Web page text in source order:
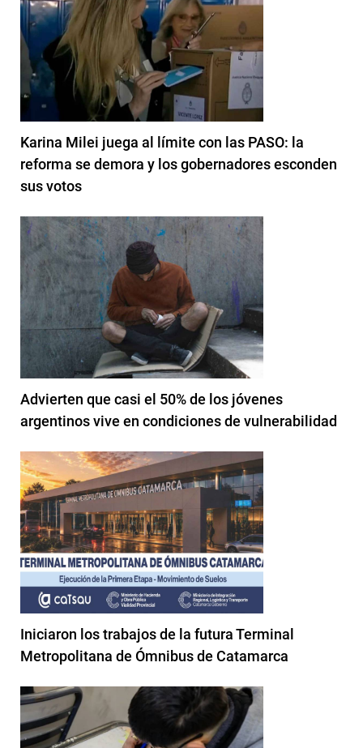
Karina Milei juega al límite con las PASO: la
reforma se demora y los gobernadores esconden
sus votos
Advierten que casi el 50% de los jóvenes
argentinos vive en condiciones de vulnerabilidad
Iniciaron los trabajos de la futura Terminal
Metropolitana de Ómnibus de Catamarca